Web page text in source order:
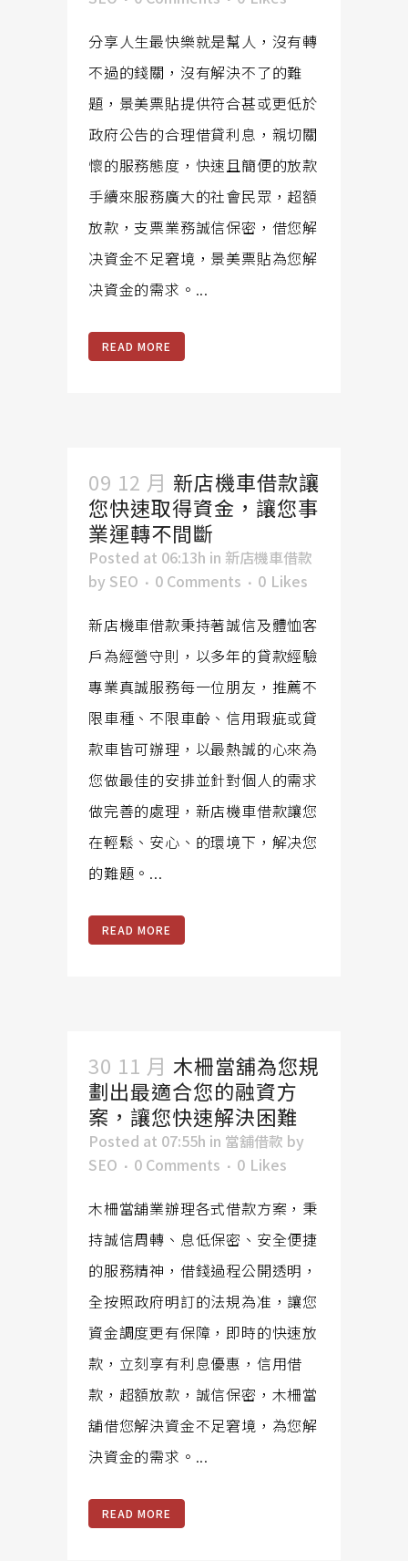
分享人生最快樂就是幫人，沒有轉
不過的錢關，沒有解決不了的難
題，景美票貼提供符合甚或更低於
政府公告的合理借貸利息，親切關
懷的服務態度，快速且簡便的放款
手續來服務廣大的社會民眾，超額
放款，支票業務誠信保密，借您解
决資金不足窘境，景美票貼為您解
决資金的需求。...
READ MORE
09 12 月 新店機車借款讓
您快速取得資金，讓您事
業運轉不間斷
Posted at 06:13h in 新店機車借款
by SEO 0 Comments 0 Likes
新店機車借款秉持著誠信及體恤客
戶為經營守則，以多年的貸款經驗
專業真誠服務每一位朋友，推薦不
限車種、不限車齡、信用瑕疵或貸
款車皆可辦理，以最熱誠的心來為
您做最佳的安排並針對個人的需求
做完善的處理，新店機車借款讓您
在輕鬆、安心、的環境下，解决您
的難題。...
READ MORE
30 11 月 木柵當舖為您規
劃出最適合您的融資方
案，讓您快速解決困難
Posted at 07:55h in 當舖借款 by
SEO
0 Comments 0 Likes
木柵當舖業辦理各式借款方案，秉
持誠信周轉、息低保密、安全便捷
的服務精神，借錢過程公開透明，
全按照政府明訂的法規為准，讓您
資金調度更有保障，即時的快速放
款，立刻享有利息優惠，信用借
款，超額放款，誠信保密，木柵當
舖借您解決資金不足窘境，為您解
決資金的需求。...
READ MORE